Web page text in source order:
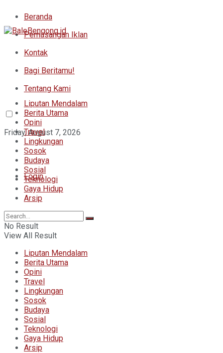
Beranda
Pemasangan Iklan
Kontak
Bagi Beritamu!
Tentang Kami
Friday, August 7, 2026
Login
Liputan Mendalam
Berita Utama
Opini
Travel
Lingkungan
Sosok
Budaya
Sosial
Teknologi
Gaya Hidup
Arsip
No Result
View All Result
Liputan Mendalam
Berita Utama
Opini
Travel
Lingkungan
Sosok
Budaya
Sosial
Teknologi
Gaya Hidup
Arsip